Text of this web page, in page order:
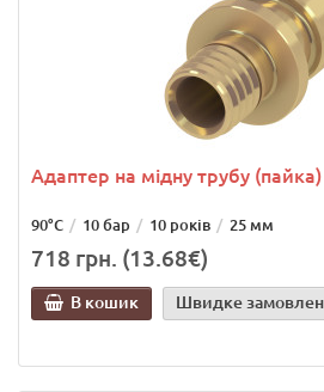
Адаптер на мідну трубу
90°C 10 бар 10 років 25 мм
718 грн. (13.68€)
В кошик Швидке